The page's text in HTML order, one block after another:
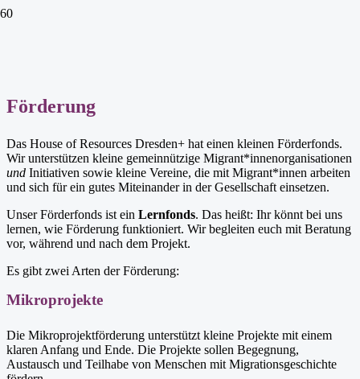
Förderung
Das House of Resources Dresden+ hat einen kleinen Förderfonds.
Wir unterstützen kleine gemeinnützige Migrant*innenorganisationen
und Initiativen sowie kleine Vereine, die mit Migrant*innen arbeiten
und sich für ein gutes Miteinander in der Gesellschaft einsetzen.
Unser Förderfonds ist ein Lernfonds. Das heißt: Ihr könnt bei uns
lernen, wie Förderung funktioniert. Wir begleiten euch mit Beratung
vor, während und nach dem Projekt.
Es gibt zwei Arten der Förderung:
Mikroprojekte
Die Mikroprojektförderung unterstützt kleine Projekte mit einem
klaren Anfang und Ende. Die Projekte sollen Begegnung,
Austausch und Teilhabe von Menschen mit Migrationsgeschichte